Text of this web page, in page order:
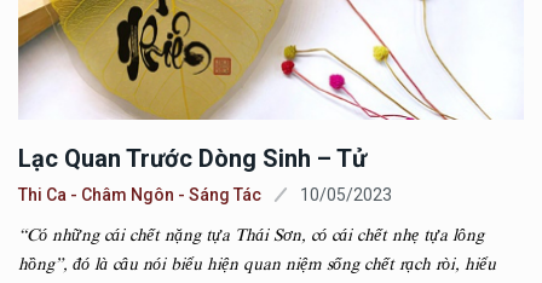
Lạc Quan Trước Dòng Sinh – Tử
Thi Ca - Châm Ngôn - Sáng Tác 10/05/2023
“Có những cái chết nặng tựa Thái Sơn, có cái chết nhẹ tựa lông
hồng”, đó là câu nói biểu hiện quan niệm sống chết rạch ròi, hiểu